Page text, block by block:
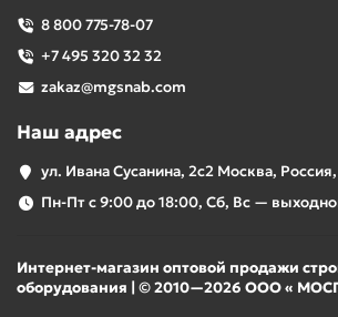
8 800 775-78-07
+7 495 320 32 32
zakaz@mgsnab.com
Наш адрес
ул. Ивана Сусанина, 2с2 Москва, Россия,
Пн-Пт с 9:00 до 18:00, Сб, Вс —
Интернет-магазин оптовой продажи
оборудования | © 2010—2026 ООО «